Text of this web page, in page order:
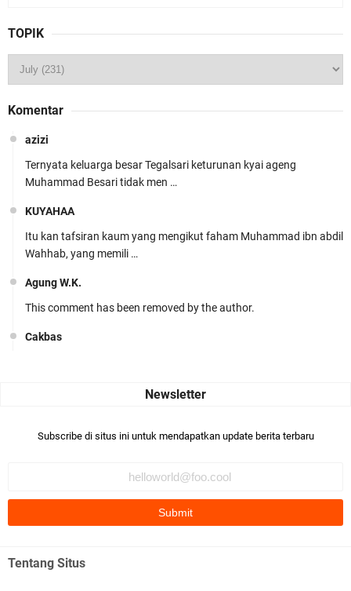
TOPIK
Komentar
azizi
Ternyata keluarga besar Tegalsari keturunan kyai ageng
Muhammad Besari tidak men …
KUYAHAA
Itu kan tafsiran kaum yang mengikut faham Muhammad ibn abdil
Wahhab, yang memili …
Agung W.K.
This comment has been removed by the author.
Cakbas
Bismillaah semoga pembuat artikel Alloh berikan pemahaman yg
Ada sejumlah pertanyaan kepada Anda dan jawablah dengan
Subscribe di situs ini untuk mendapatkan update berita terbaru
Tentang Situs